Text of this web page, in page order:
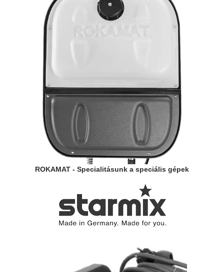
ROKAMAT - Specialitásunk a speciális gépek